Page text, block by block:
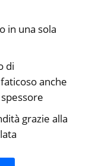
in una sola
di
anche
grazie alla